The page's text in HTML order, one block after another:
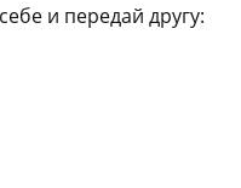
и передай другу: